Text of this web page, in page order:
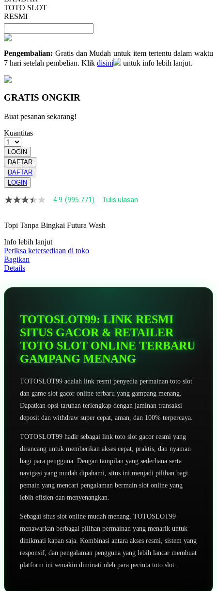
TOTO SLOT
RESMI
Pengembalian: Gratis dan Mudah untuk item tertentu dalam waktu
7 hari setelah pembelian. Klik disini untuk info lebih lanjut.
GRATIS ONGKIR
Buat pesanan sekarang!
Kuantitas
LOGIN
DAFTAR
DAFTAR
LOGIN
4.9
bintang,
rating
rata-
rata.
Read
13
Tautan
4.9 (995.771) Tulis ulasan
Topi Tanpa Bingkai Futura Wash
Info lebih lanjut
Periksa ketersediaan di toko
Bagikan
Details
TOTOSLOT99: LINK RESMI
SITUS GACOR & RETAILER
TOTO SLOT ONLINE TERBARU
GAMPANG MENANG
TOTOSLOT99 adalah link resmi penyedia permainan toto slot
dan game slot gacor online terbaru yang gampang menang.
Dapatkan opsi taruhan terlengkap dengan jaminan transaksi
deposit dan withdraw super cepat, aman, dan 100% terpercaya.
TOTOSLOT99 hadir sebagai link toto slot gacor resmi yang
dirancang untuk memberikan akses cepat, praktis, dan nyaman
bagi para pengguna. Dengan tampilan yang sederhana serta
navigasi yang mudah dipahami, situs ini menjadi pilihan bagi
pemain yang mencari pengalaman bermain slot online yang
lebih efisien dan menyenangkan.
Sebagai situs slot online mudah menang, TOTOSLOT99
menawarkan berbagai pilihan permainan yang menarik untuk
dinikmati kapan saja. Kombinasi antara akses resmi, sistem yang
responsif, dan pengalaman pengguna yang lebih lancar membuat
platform ini semakin diminati oleh para pecinta toto slot.